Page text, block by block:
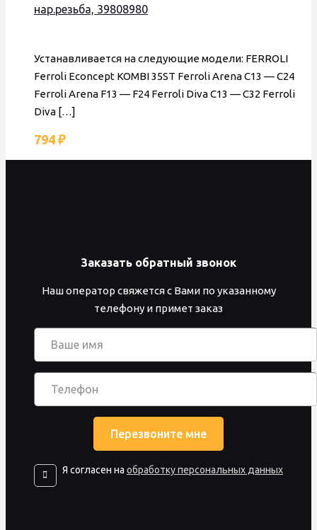
нар.резьба, 39808980
Устанавливается на следующие модели: FERROLI
Ferroli Econcept KOMBI 35ST Ferroli Arena C13 — C24
Ferroli Arena F13 — F24 Ferroli Diva C13 — C32 Ferroli
Diva […]
794 ₽
Заказать обратный звонок
Наш оператор свяжется с Вами по указанному
телефону и примет заказ
Я согласен на обработку персональных данных